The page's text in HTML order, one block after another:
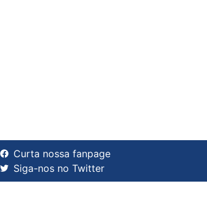
Curta nossa fanpage
Siga-nos no Twitter